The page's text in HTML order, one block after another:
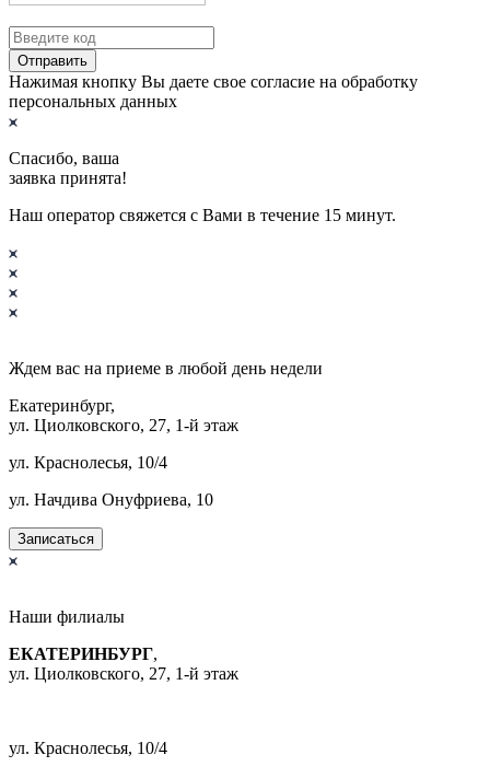
Отправить
Нажимая кнопку Вы даете свое согласие на обработку
персональных данных
Спасибо, ваша
заявка принята!
Наш оператор свяжется с Вами в течение 15 минут.
Ждем вас на приеме в любой день недели
Екатеринбург,
ул. Циолковского, 27, 1-й этаж
ул. Краснолесья, 10/4
ул. Начдива Онуфриева, 10
Записаться
Наши филиалы
ЕКАТЕРИНБУРГ,
ул. Циолковского, 27, 1-й этаж
ул. Краснолесья, 10/4